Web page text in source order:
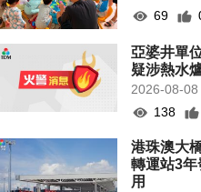
69
亞婆井單
疑涉熱水
2026-08-08
138
港珠澳大
轉運站3
用